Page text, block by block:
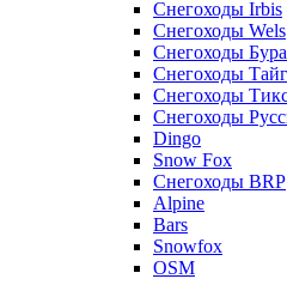
Снегоходы Irbis
Снегоходы Wels
Снегоходы
Снегоходы
Снегоходы
Снегоходы
Dingo
Snow Fox
Снегоходы BRP
Alpine
Bars
Snowfox
OSM